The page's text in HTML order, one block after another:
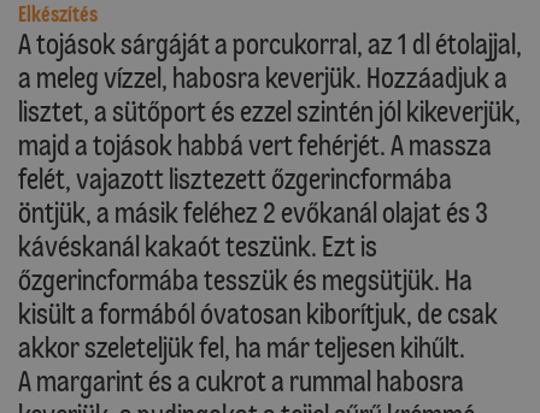
Elkészítés
A tojások sárgáját a porcukorral, az 1 dl étolajjal,
a meleg vízzel, habosra keverjük. Hozzáadjuk a
lisztet, a sütőport és ezzel szintén jól kikeverjük,
majd a tojások habbá vert fehérjét. A massza
felét, vajazott lisztezett őzgerincformába
öntjük, a másik feléhez 2 evőkanál olajat és 3
kávéskanál kakaót teszünk. Ezt is
őzgerincformába tesszük és megsütjük. Ha
kisült a formából óvatosan kiborítjuk, de csak
akkor szeleteljük fel, ha már teljesen kihűlt.
A margarint és a cukrot a rummal habosra